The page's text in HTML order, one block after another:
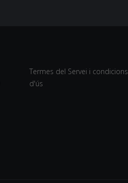
Termes del Servei i condicions
d'ús